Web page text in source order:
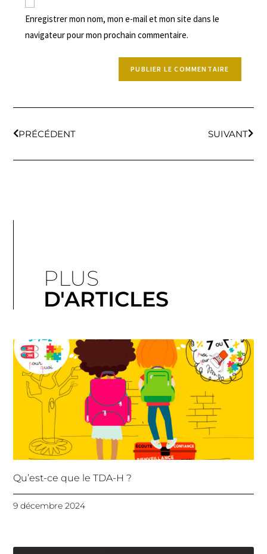
Enregistrer mon nom, mon e-mail et mon site dans le
navigateur pour mon prochain commentaire.
PRÉCÉDENT SUIVANT
PLUS
D'ARTICLES
Qu’est-ce que le TDA-H ?
9 décembre 2024